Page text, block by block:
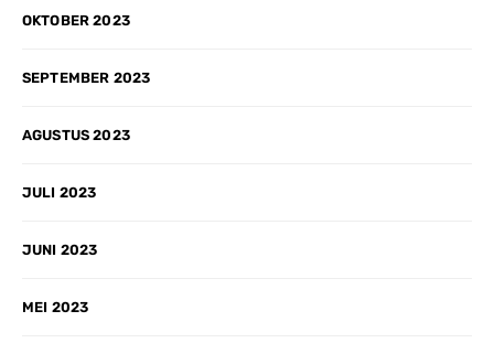
OKTOBER 2023
SEPTEMBER 2023
AGUSTUS 2023
JULI 2023
JUNI 2023
MEI 2023